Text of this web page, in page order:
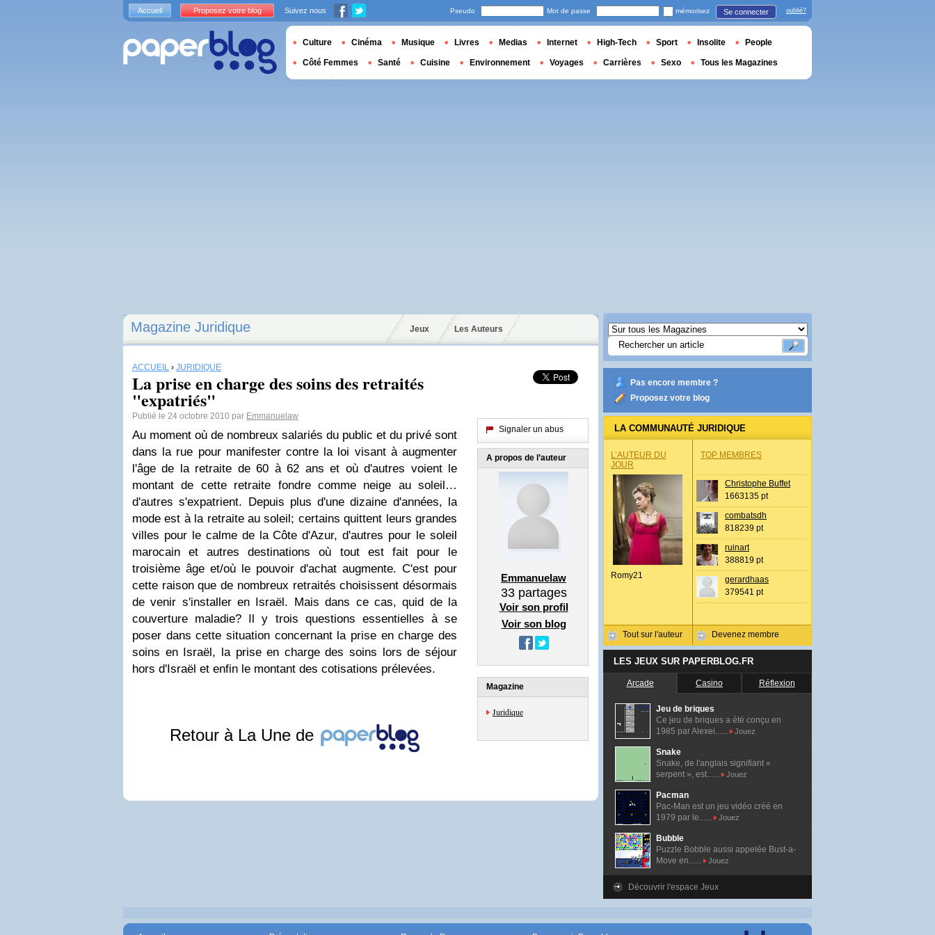
Magazine Juridique Jeux Les Auteurs
ACCUEIL › JURIDIQUE
La prise en charge des soins des retraités
"expatriés"
Publié le 24 octobre 2010 par Emmanuelaw
Au moment où de nombreux salariés du public et du privé sont
dans la rue pour manifester contre la loi visant à augmenter
l'âge de la retraite de 60 à 62 ans et où d'autres voient le
montant de cette retraite fondre comme neige au soleil…
d'autres s'expatrient. Depuis plus d'une dizaine d'années, la
mode est à la retraite au soleil; certains quittent leurs grandes
villes pour le calme de la Côte d'Azur, d'autres pour le soleil
marocain et autres destinations où tout est fait pour le
troisième âge et/où le pouvoir d'achat augmente. C'est pour
cette raison que de nombreux retraités choisissent désormais
de venir s'installer en Israël. Mais dans ce cas, quid de la
couverture maladie? Il y trois questions essentielles à se
poser dans cette situation concernant la prise en charge des
soins en Israël, la prise en charge des soins lors de séjour
hors d'Israël et enfin le montant des cotisations prélevées.
Retour à La Une de
Signaler un abus
A propos de l’auteur
Emmanuelaw
33partages
Voir son profil
Voir son blog
Magazine
Juridique
Pas encore membre ?
Proposez votre blog
LA COMMUNAUTÉ JURIDIQUE
L’AUTEUR DU
JOUR
Romy21
Tout sur l'auteur
TOP MEMBRES
Christophe Buffet
1663135 pt
combatsdh
818239 pt
ruinart
388819 pt
gerardhaas
379541 pt
Devenez membre
LES JEUX SUR PAPERBLOG.FR
Arcade Casino Réflexion
Jeu de briques
Ce jeu de briques a été conçu en
1985 par Alexei......
Jouez
Snake
Snake, de l'anglais signifiant «
serpent », est......
Jouez
Pacman
Pac-Man est un jeu vidéo créé en
1979 par le......
Jouez
Bubble
Puzzle Bobble aussi appelée Bust-a-
Move en......
Jouez
Découvrir l'espace Jeux
Accueil Proposez votre blog Suivez nous Pseudo Mot de passe mémorisez Se connecter oublié?
Culture Cinéma Musique Livres Medias Internet High-Tech Sport Insolite People
Côté Femmes Santé Cuisine Environnement Voyages Carrières Sexo Tous les Magazines